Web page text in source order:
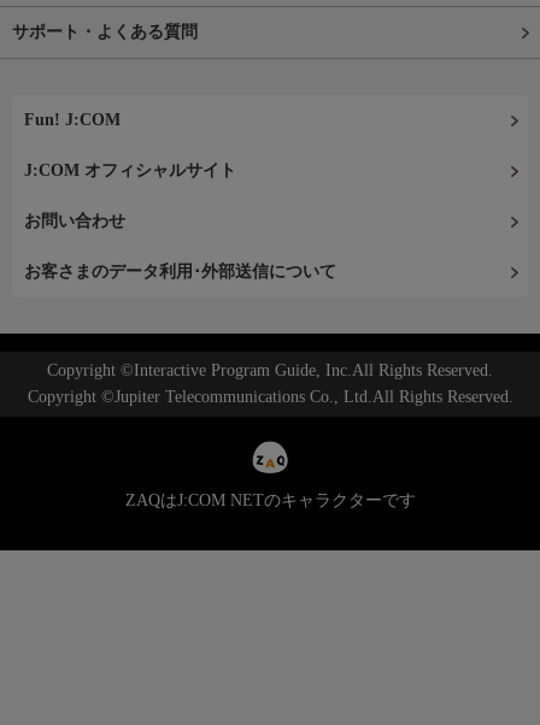
サポート・よくある質問
Fun! J:COM
J:COM オフィシャルサイト
お問い合わせ
お客さまのデータ利用･外部送信について
Copyright ©Interactive Program Guide, Inc.All Rights Reserved.
Copyright ©Jupiter Telecommunications Co., Ltd.All Rights Reserved.
ZAQはJ:COM NETのキャラクターです